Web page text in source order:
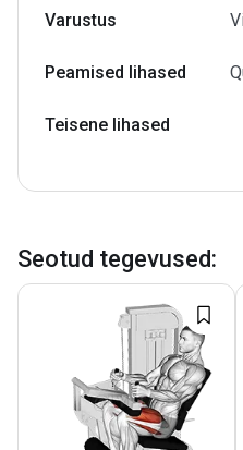
Varustus
Peamised lihased
Teisene lihased
Seotud tegevused: